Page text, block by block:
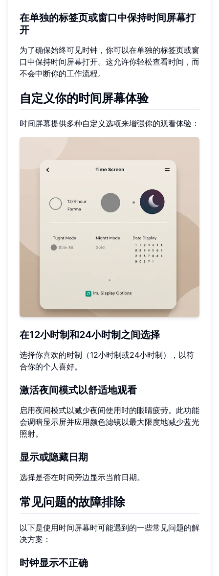
在单独的标签页或窗口中保持时间屏幕打
开
为了确保始终可见时钟，你可以在单独的标签页或窗
口中保持时间屏幕打开。这允许你轻松查看时间，而
不会中断你的工作流程。
自定义你的时间屏幕体验
时间屏幕提供多种自定义选项来增强你的观看体验：
在12小时制和24小时制之间选择
选择你喜欢的时制（12小时制或24小时制），以符
合你的个人喜好。
激活夜间模式以舒适地观看
启用夜间模式以减少夜间使用时的眼睛疲劳。此功能
会调暗显示屏并应用颜色滤镜以最大限度地减少蓝光
照射。
显示或隐藏日期
选择是否在时间旁边显示当前日期。
常见问题的故障排除
以下是使用时间屏幕时可能遇到的一些常见问题的解
决方案：
时钟显示不正确